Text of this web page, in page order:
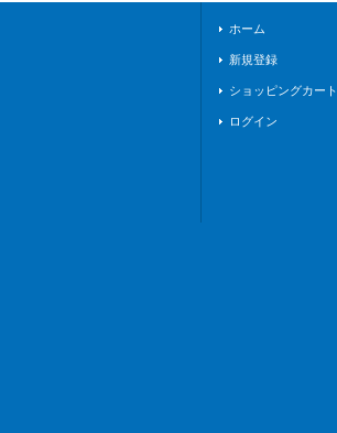
ホーム
新規登録
ショッピングカート
ログイン